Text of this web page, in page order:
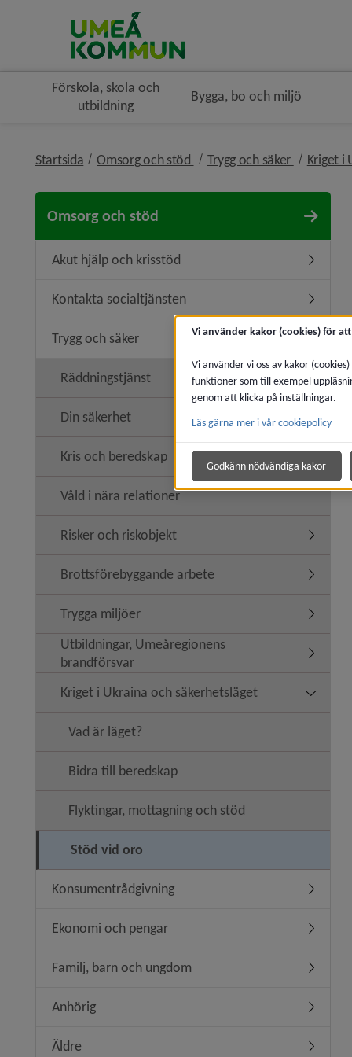
Förskola, skola och
utbildning
Bygga, bo och miljö
Startsida Omsorg och stöd nivå i brödsmulenavigeringen
Trygg och säker nivå i
Kriget i
Omsorg och stöd
Akut hjälp och krisstöd
Kontakta socialtjänsten
Trygg och säker
Räddningstjänst
Din säkerhet
Kris och beredskap
Våld i nära relationer
Risker och riskobjekt
Brottsförebyggande arbete
Trygga miljöer
Utbildningar, Umeåregionens
brandförsvar
Kriget i Ukraina och säkerhetsläget
Vad är läget?
Bidra till beredskap
Flyktingar, mottagning och stöd
Stöd vid oro
Konsumentrådgivning
Ekonomi och pengar
Familj, barn och ungdom
Anhörig
Äldre
Vi använder kakor (cookies) för
Vi använder vi oss av kakor
funktioner som till exempel
genom att klicka på inställningar.
Läs gärna mer i vår cookiepolicy
Godkänn nödvändiga kakor